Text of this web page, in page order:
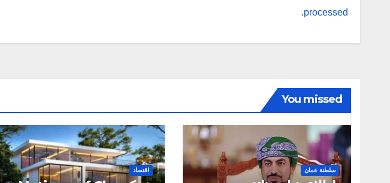
processed
.
You missed
سلطنة عمان اقتصاد